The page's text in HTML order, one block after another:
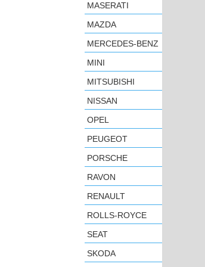
MASERATI
MAZDA
MERCEDES-BENZ
MINI
MITSUBISHI
NISSAN
OPEL
PEUGEOT
PORSCHE
RAVON
RENAULT
ROLLS-ROYCE
SEAT
SKODA